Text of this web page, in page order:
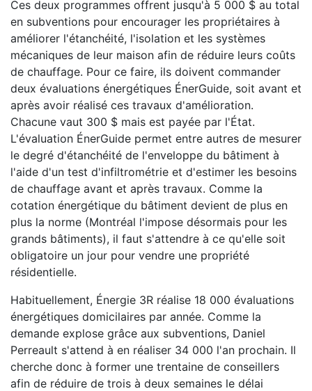
Ces deux programmes offrent jusqu'à 5 000 $ au total
en subventions pour encourager les propriétaires à
améliorer l'étanchéité, l'isolation et les systèmes
mécaniques de leur maison afin de réduire leurs coûts
de chauffage. Pour ce faire, ils doivent commander
deux évaluations énergétiques ÉnerGuide, soit avant et
après avoir réalisé ces travaux d'amélioration.
Chacune vaut 300 $ mais est payée par l'État.
L'évaluation ÉnerGuide permet entre autres de mesurer
le degré d'étanchéité de l'enveloppe du bâtiment à
l'aide d'un test d'infiltrométrie et d'estimer les besoins
de chauffage avant et après travaux. Comme la
cotation énergétique du bâtiment devient de plus en
plus la norme (Montréal l'impose désormais pour les
grands bâtiments), il faut s'attendre à ce qu'elle soit
obligatoire un jour pour vendre une propriété
résidentielle.
Habituellement, Énergie 3R réalise 18 000 évaluations
énergétiques domicilaires par année. Comme la
demande explose grâce aux subventions, Daniel
Perreault s'attend à en réaliser 34 000 l'an prochain. Il
cherche donc à former une trentaine de conseillers
afin de réduire de trois à deux semaines le délai